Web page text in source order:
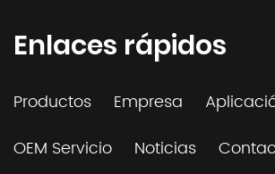
Enlaces rápidos
Productos Empresa
OEM Servicio
Noticias